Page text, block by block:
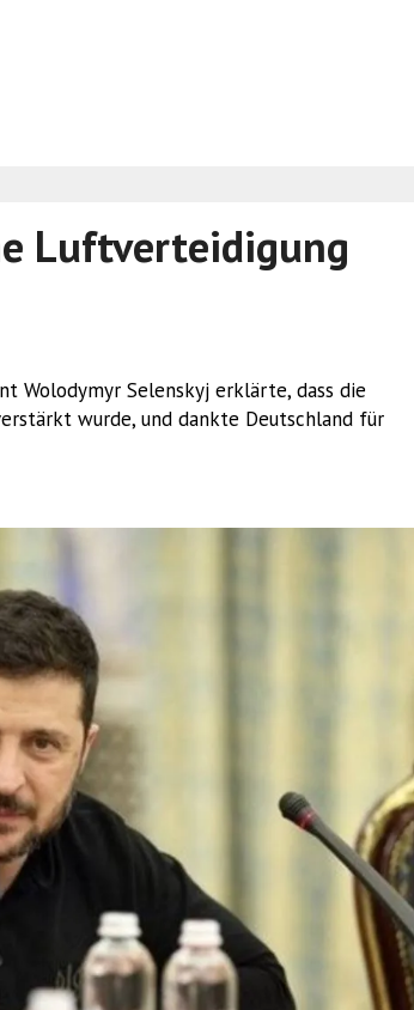
Luftverteidigung
Wolodymyr Selenskyj erklärte, dass die
wurde, und dankte Deutschland für